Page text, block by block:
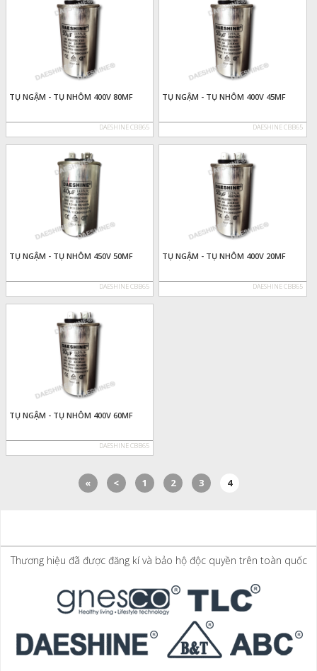
TỤ NGẬM - TỤ NHÔM 400V 80MF
DAESHINE CBB65
TỤ NGẬM - TỤ NHÔM 400V 45MF
DAESHINE CBB65
TỤ NGẬM - TỤ NHÔM 450V 50MF
DAESHINE CBB65
TỤ NGẬM - TỤ NHÔM 400V 20MF
DAESHINE CBB65
TỤ NGẬM - TỤ NHÔM 400V 60MF
DAESHINE CBB65
« < 1 2 3 4
Thương hiệu đã được đăng kí và bảo hộ độc quyền trên toàn quốc